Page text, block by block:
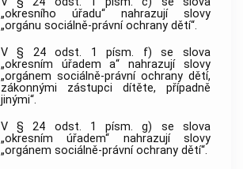
„okresního úřadu“ nahrazují slovy
„orgánu sociálně-právní ochrany dětí“.
V § 24 odst. 1 písm. f) se slova
„okresním úřadem a“ nahrazují slovy
„orgánem sociálně-právní ochrany dětí,
zákonnými zástupci dítěte, případně
jinými“.
V § 24 odst. 1 písm. g) se slova
„okresním úřadem“ nahrazují slovy
„orgánem sociálně-právní ochrany dětí“.